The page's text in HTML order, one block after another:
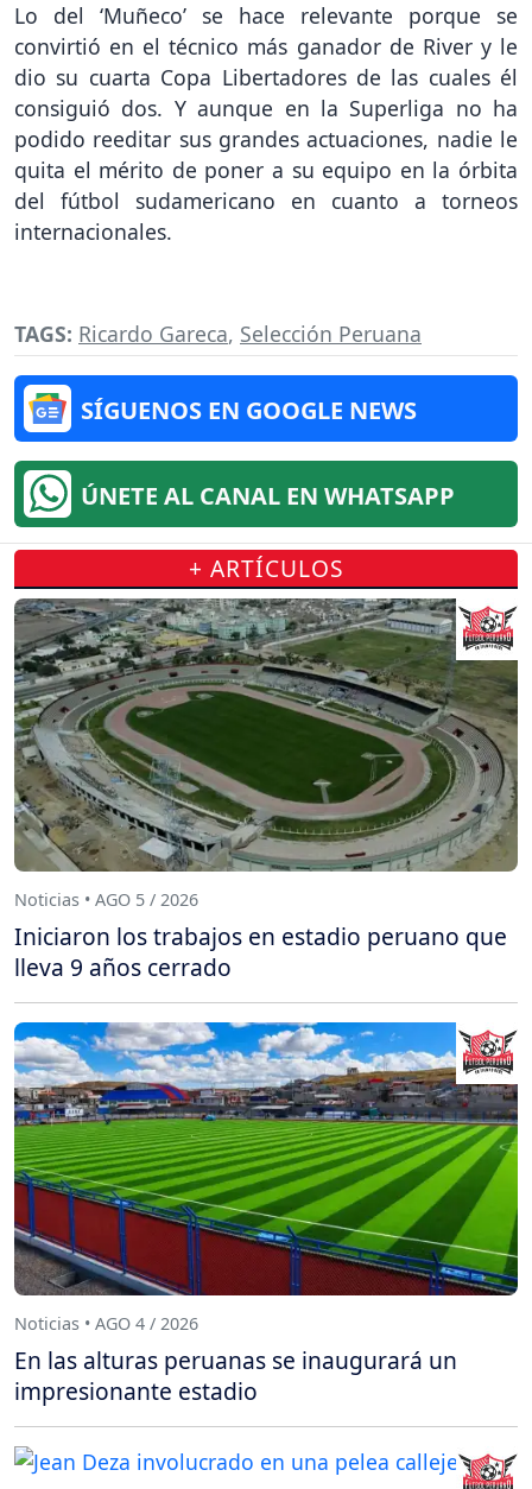
Lo del ‘Muñeco’ se hace relevante porque se
convirtió en el técnico más ganador de River y le
dio su cuarta Copa Libertadores de las cuales él
consiguió dos. Y aunque en la Superliga no ha
podido reeditar sus grandes actuaciones, nadie le
quita el mérito de poner a su equipo en la órbita
del fútbol sudamericano en cuanto a torneos
internacionales.
TAGS: Ricardo Gareca, Selección Peruana
SÍGUENOS EN GOOGLE NEWS
ÚNETE AL CANAL EN WHATSAPP
+ ARTÍCULOS
Noticias • AGO 5 / 2026
Iniciaron los trabajos en estadio peruano que
lleva 9 años cerrado
Noticias • AGO 4 / 2026
En las alturas peruanas se inaugurará un
impresionante estadio